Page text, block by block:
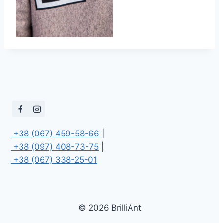
+38 (067) 459-58-66
+38 (097) 408-73-75
+38 (067) 338-25-01
© 2026 BrilliAnt